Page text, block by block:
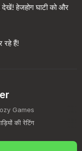
देखें! हेजहोग घाटी को और
रहे हैं!
Games
की रेटिंग